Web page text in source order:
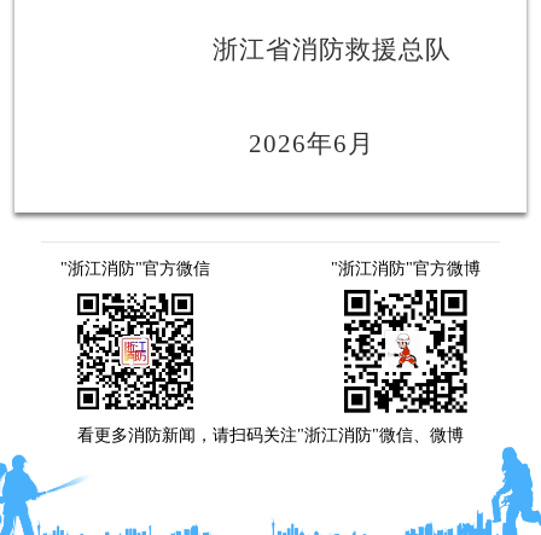
浙江省消防救援总队
2026年6月
"浙江消防"官方微信 "浙江消防"官方微博
看更多消防新闻，请扫码关注"浙江消防"微信、微博